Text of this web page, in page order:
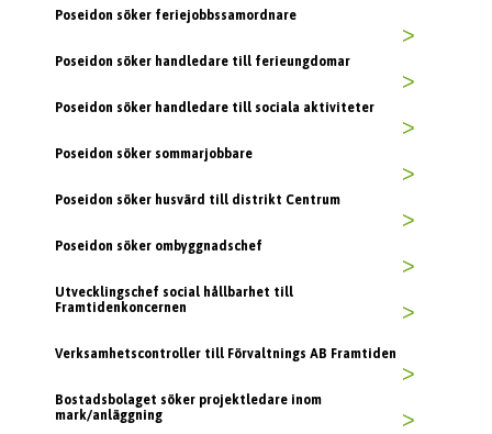
Poseidon söker feriejobbssamordnare
>
Poseidon söker handledare till ferieungdomar
>
Poseidon söker handledare till sociala aktiviteter
>
Poseidon söker sommarjobbare
>
Poseidon söker husvärd till distrikt Centrum
>
Poseidon söker ombyggnadschef
>
Utvecklingschef social hållbarhet till
Framtidenkoncernen
>
Verksamhetscontroller till Förvaltnings AB Framtiden
>
Bostadsbolaget söker projektledare inom
mark/anläggning
>